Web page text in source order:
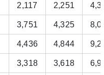
2,117 2,251
3,751 4,325
4,436 4,844
3,318 3,618